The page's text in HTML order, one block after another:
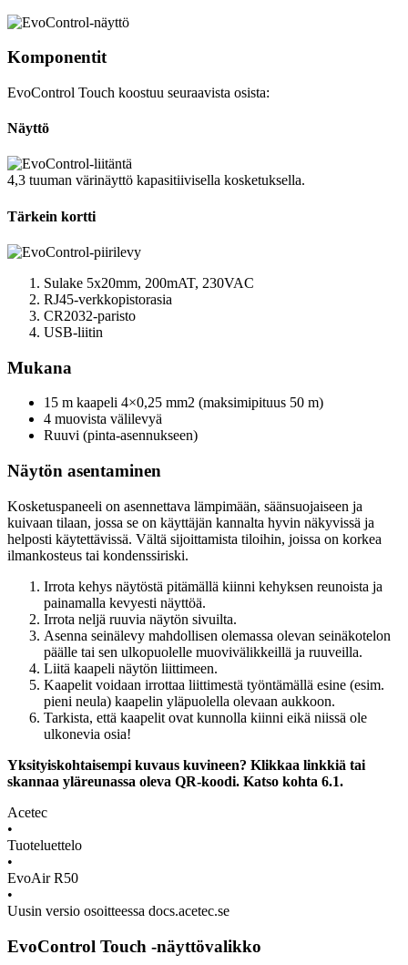
Komponentit
EvoControl Touch koostuu seuraavista osista:
Näyttö
4,3 tuuman värinäyttö kapasitiivisella kosketuksella.
Tärkein kortti
Sulake 5x20mm, 200mAT, 230VAC
RJ45-verkkopistorasia
CR2032-paristo
USB-liitin
Mukana
15 m kaapeli 4×0,25 mm2 (maksimipituus 50 m)
4 muovista välilevyä
Ruuvi (pinta-asennukseen)
Näytön asentaminen
Kosketuspaneeli on asennettava lämpimään, säänsuojaiseen ja
kuivaan tilaan, jossa se on käyttäjän kannalta hyvin näkyvissä ja
helposti käytettävissä. Vältä sijoittamista tiloihin, joissa on korkea
ilmankosteus tai kondenssiriski.
Irrota kehys näytöstä pitämällä kiinni kehyksen reunoista ja
painamalla kevyesti näyttöä.
Irrota neljä ruuvia näytön sivuilta.
Asenna seinälevy mahdollisen olemassa olevan seinäkotelon
päälle tai sen ulkopuolelle muovivälikkeillä ja ruuveilla.
Liitä kaapeli näytön liittimeen.
Kaapelit voidaan irrottaa liittimestä työntämällä esine (esim.
pieni neula) kaapelin yläpuolella olevaan aukkoon.
Tarkista, että kaapelit ovat kunnolla kiinni eikä niissä ole
ulkonevia osia!
Yksityiskohtaisempi kuvaus kuvineen? Klikkaa linkkiä tai
skannaa yläreunassa oleva QR-koodi. Katso kohta 6.1.
Acetec
•
Tuoteluettelo
•
EvoAir R50
•
Uusin versio osoitteessa docs.acetec.se
EvoControl Touch -näyttövalikko